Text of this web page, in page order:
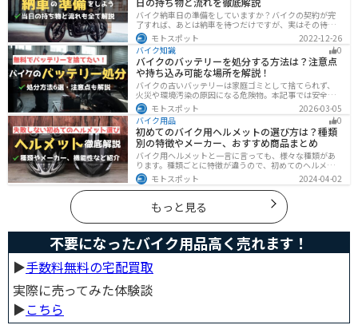
バイク納車日の準備をしていますか？バイクの契約が完
了すれば、あとは納車を待つだけですが、実はその待っ
ている間に準備しておくことはたくさんあります。納車
当日に慌てずに済むよう、しっかり確認して準備してお
きましょう。
モトスポット
2022-12-26
バイク知識
0
バイクのバッテリーを処分する方法は？注意点
や持ち込み可能な場所を解説！
バイクの古いバッテリーは家庭ゴミとして捨てられず、
火災や環境汚染の原因になる危険物。本記事では安全な
保管方法や絶縁などの注意点、無料・低コストで回収し
てもらう方法、買い取りの可否を解説。ナップスやオー
トバックス、イエローハットなどの回収対応店舗も紹介
します。
モトスポット
2026-03-05
バイク用品
0
初めてのバイク用ヘルメットの選び方は？種類
別の特徴やメーカー、おすすめ商品まとめ
バイク用ヘルメットと一言に言っても、様々な種類があ
ります。種類ごとに特徴が違うので、初めてのヘルメッ
ト選びで失敗しないように、しっかりと理解して選ぶよ
うにしましょう。この記事では、特徴やメリットデメリ
ット、有名メーカーなど初心者が知っておくべきことを
まとめました。
モトスポット 2024-04-02
もっと見る
不要になったバイク用品高く売れます！
▶︎手数料無料の宅配買取
実際に売ってみた体験談
▶︎こちら